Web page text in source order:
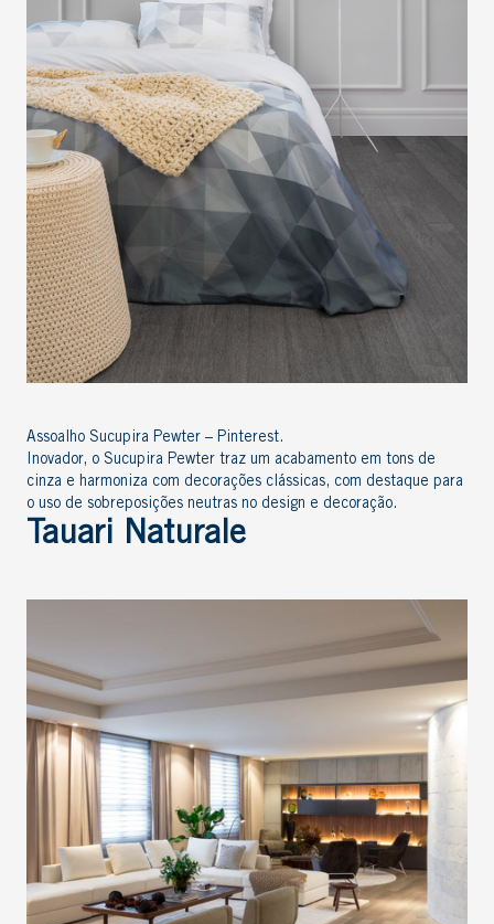
Assoalho Sucupira Pewter – Pinterest.
Inovador, o Sucupira Pewter traz um acabamento em tons de
cinza e harmoniza com decorações clássicas, com destaque para
o uso de sobreposições neutras no design e decoração.
Tauari Naturale